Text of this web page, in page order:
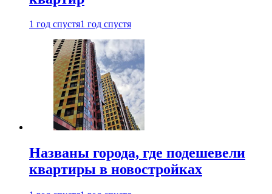
1 год спустя1 год спустя
Названы города, где подешевели
квартиры в новостройках